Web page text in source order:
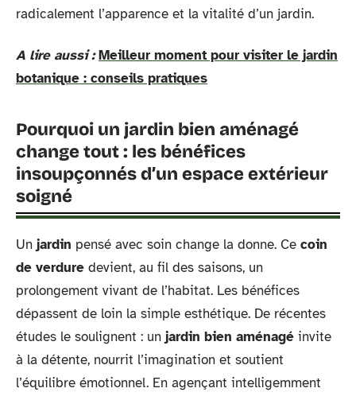
radicalement l’apparence et la vitalité d’un jardin.
A lire aussi : Meilleur moment pour visiter le jardin
botanique : conseils pratiques
Pourquoi un jardin bien aménagé
change tout : les bénéfices
insoupçonnés d’un espace extérieur
soigné
Un jardin pensé avec soin change la donne. Ce coin
de verdure devient, au fil des saisons, un
prolongement vivant de l’habitat. Les bénéfices
dépassent de loin la simple esthétique. De récentes
études le soulignent : un jardin bien aménagé invite
à la détente, nourrit l’imagination et soutient
l’équilibre émotionnel. En agençant intelligemment